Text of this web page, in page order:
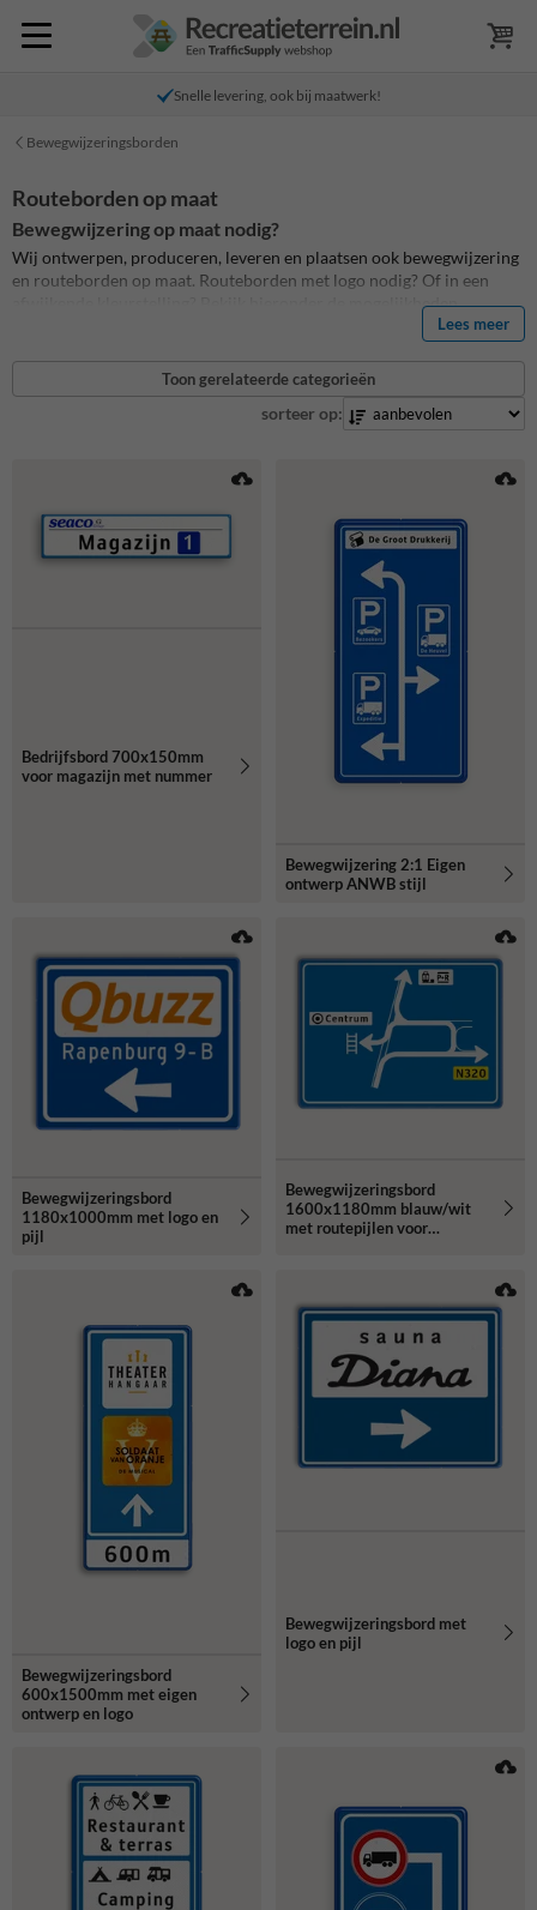
Snelle levering, ook bij maatwerk!
Bewegwijzeringsborden
Routeborden op maat
Bewegwijzering op maat nodig?
Wij ontwerpen, produceren, leveren en plaatsen ook bewegwijzering
en routeborden op maat. Routeborden met logo nodig? Of in een
afwijkende kleurstelling? Bekijk hieronder de mogelijkheden.
Al onze routeborden en bewegwijzeringsborden zijn standaard
reflecterend, voorzien van anti-graffiti en hebben een garantie tot wel
Lees meer
Toon gerelateerde categorieën
sorteer op:
Bedrijfsbord 700x150mm
voor magazijn met nummer
Bewegwijzering 2:1 Eigen
ontwerp ANWB stijl
Bewegwijzeringsbord
1180x1000mm met logo en
pijl
Bewegwijzeringsbord
1600x1180mm blauw/wit
met routepijlen voor
Bewegwijzeringsbord
600x1500mm met eigen
ontwerp en logo
Bewegwijzeringsbord met
logo en pijl